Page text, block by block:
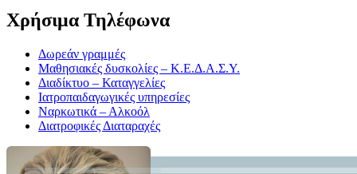
Χρήσιμα Τηλέφωνα
Δωρεάν γραμμές
Μαθησιακές δυσκολίες – Κ.Ε.Δ.Α.Σ.Υ.
Διαδίκτυο – Καταγγελίες
Ιατροπαιδαγωγικές υπηρεσίες
Ναρκωτικά – Αλκοόλ
Διατροφικές Διαταραχές